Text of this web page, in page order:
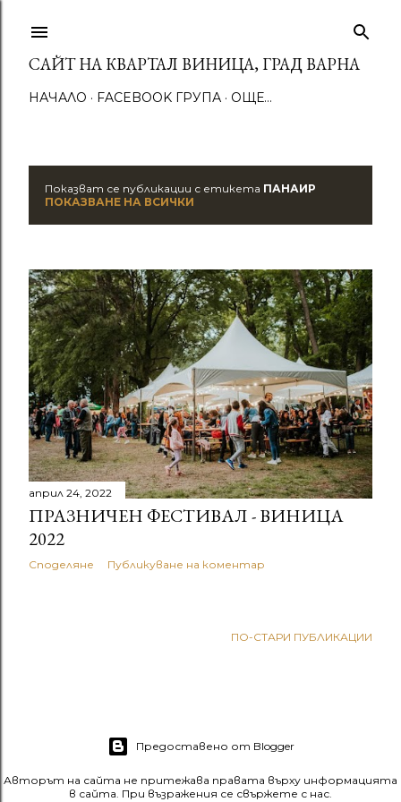
САЙТ НА КВАРТАЛ ВИНИЦА, ГРАД ВАРНА
НАЧАЛО FACEBOOK ГРУПА ОЩЕ…
П
б
л
и
к
а
ц
и
и
Показват се публикации с етикета ПАНАИР
ПОКАЗВАНЕ НА ВСИЧКИ
април 24, 2022
ПРАЗНИЧЕН ФЕСТИВАЛ - ВИНИЦА
2022
Споделяне Публикуване на коментар
ПО-СТАРИ ПУБЛИКАЦИИ
Предоставено от Blogger
Авторът на сайта не притежава правата върху информацията
в сайта. При възражения се свържете с нас.